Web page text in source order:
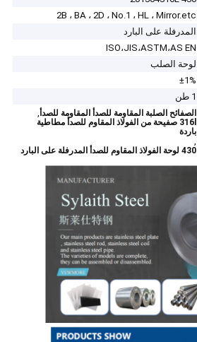
2B ، BA ، 2D ، No.1 ، HL ، Mirror.etc
المدرفلة على البارد
ISO،JIS،ASTM،AS EN
لوحة الصلب
±1%
1 طن
الصفائح الصلبة المقاومة للصدأ المقاومة للصدأ ,
316l صفيحة من الفولاذ المقاوم للصدأ مطاطية
باردة
,
430 لوحة الفولاذ المقاوم للصدأ المدرفلة على البارد